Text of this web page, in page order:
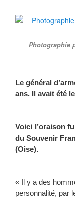
Photographie
Le général
ans. Il avait été
Voici l’oraison
du Souvenir
(Oise).
« Il y a des
personnalité, par